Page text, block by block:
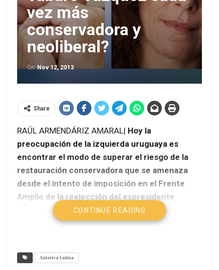
vez más
conservadora y
neoliberal?
OnNov 12, 2013
Share
RAÚL ARMENDÁRIZ AMARAL| Hoy la
preocupación de la izquierda uruguaya es
encontrar el modo de superar el riesgo de la
restauración conservadora que se amenaza
desde el intento de imposición en el Frente
Amplio de la reelección del expresidente
Tabaré Vázquez (TV), quien apelando al
chovinismo y la manipulación, ha sido uno de
Uruguay mantuviera relaciones más íntimas
CONTINUE READING
America Latina